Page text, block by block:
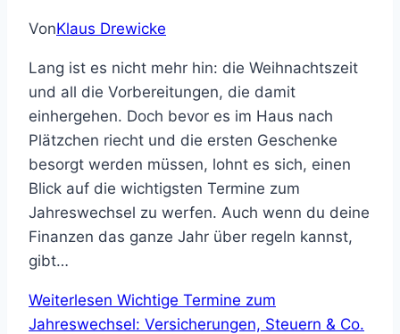
VonKlaus Drewicke
Lang ist es nicht mehr hin: die Weihnachtszeit
und all die Vorbereitungen, die damit
einhergehen. Doch bevor es im Haus nach
Plätzchen riecht und die ersten Geschenke
besorgt werden müssen, lohnt es sich, einen
Blick auf die wichtigsten Termine zum
Jahreswechsel zu werfen. Auch wenn du deine
Finanzen das ganze Jahr über regeln kannst,
gibt…
Weiterlesen Wichtige Termine zum
Jahreswechsel: Versicherungen, Steuern & Co.